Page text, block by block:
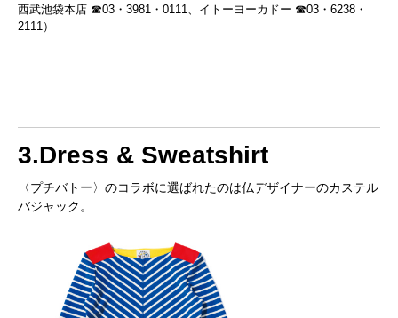
西武池袋本店 ☎03・3981・0111、イトーヨーカドー ☎03・6238・
2111）
3.Dress & Sweatshirt
〈プチバトー〉のコラボに選ばれたのは仏デザイナーのカステル
バジャック。